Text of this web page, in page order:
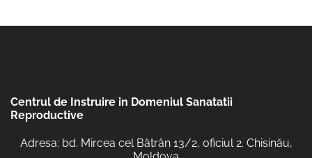
Centrul de Instruire in Domeniul Sanatatii
Reproductive
Adresa: bd. Mircea cel Bătrân 13/2, oficiul 2. Chisinău,